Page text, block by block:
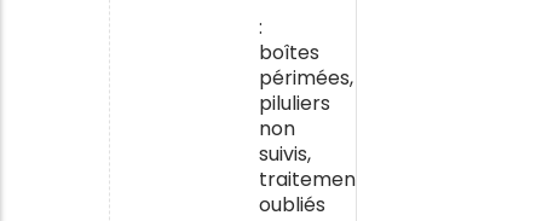
:
boîtes
périmées,
piluliers
non
suivis,
traitements
oubliés